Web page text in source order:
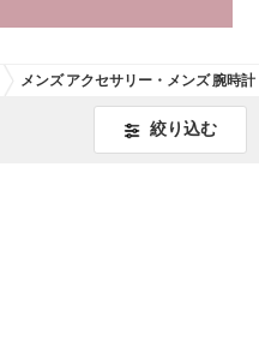
メンズ アクセサリー・メンズ 腕時計
絞り込む